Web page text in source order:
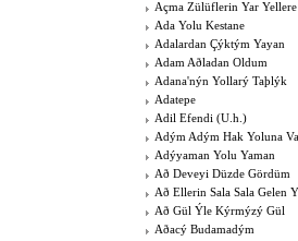
Açma Zülüflerin Yar
Ada Yolu Kestane
Adalardan Çýktým Yayan
Adam Aðladan Oldum
Adana'nýn Yollarý Taþlýk
Adatepe
Adil Efendi (U.h.)
Adým Adým Hak Yoluna
Adýyaman Yolu Yaman
Að Deveyi Düzde Gördüm
Að Ellerin Sala Sala Gelen
Að Gül Ýle Kýrmýzý Gül
Aðacý Budamadým